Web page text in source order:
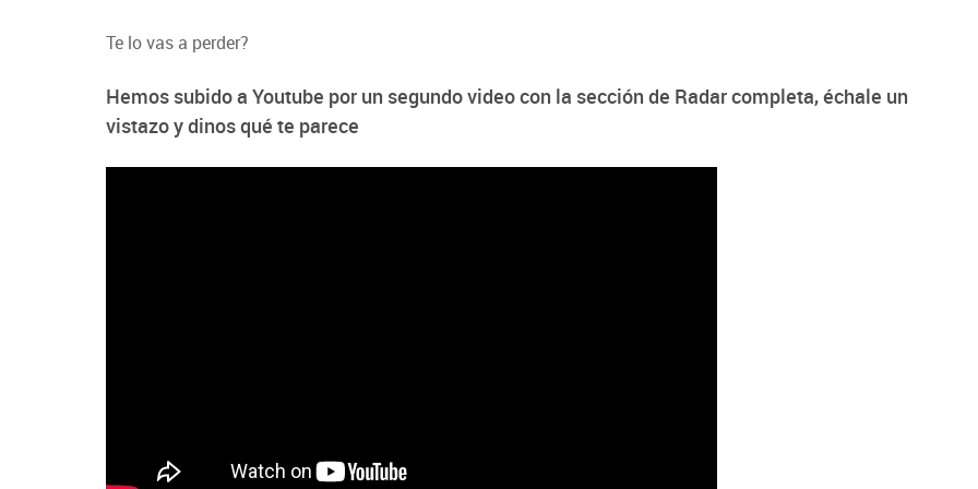
Te lo vas a perder?
Hemos subido a Youtube por un segundo video con la sección de Radar completa, échale un
vistazo y dinos qué te parece